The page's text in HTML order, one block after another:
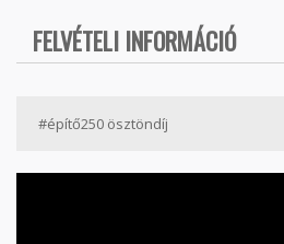
FELVÉTELI INFORMÁCIÓ
#építő250 ösztöndíj